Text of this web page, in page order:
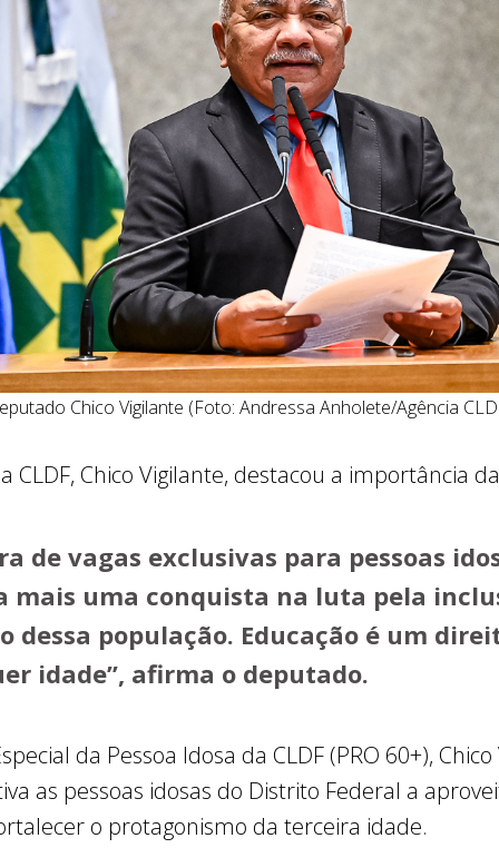
Chico Vigilante (Foto: Andressa Anholete/Agência
CLDF, Chico Vigilante, destacou a importância
de vagas exclusivas para pessoas
mais uma conquista na luta pela
dessa população. Educação é um
idade”, afirma o deputado.
da Pessoa Idosa da CLDF (PRO 60+),
as pessoas idosas do Distrito Federal a
o protagonismo da terceira idade.